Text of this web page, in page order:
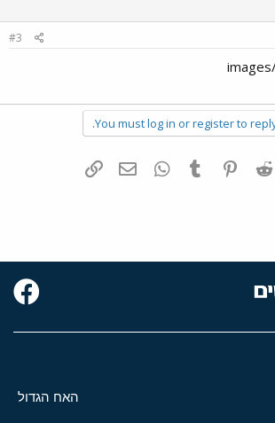
#3
You must log in or register to
Reddit
Pinterest
Tumblr
WhatsAppדואר אלקטרוני
האח הגדול